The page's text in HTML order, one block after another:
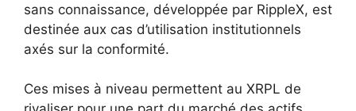
sans connaissance, développée par RippleX, est
destinée aux cas d’utilisation institutionnels
axés sur la conformité.
Ces mises à niveau permettent au XRPL de